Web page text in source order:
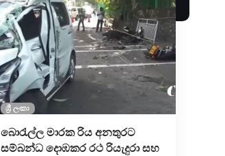
ශ්‍රී ලංකා
බොරැල්ල මාරක රිය අනතුරට
සම්බන්ධ දොඹකර රථ රියැදුරා සහ